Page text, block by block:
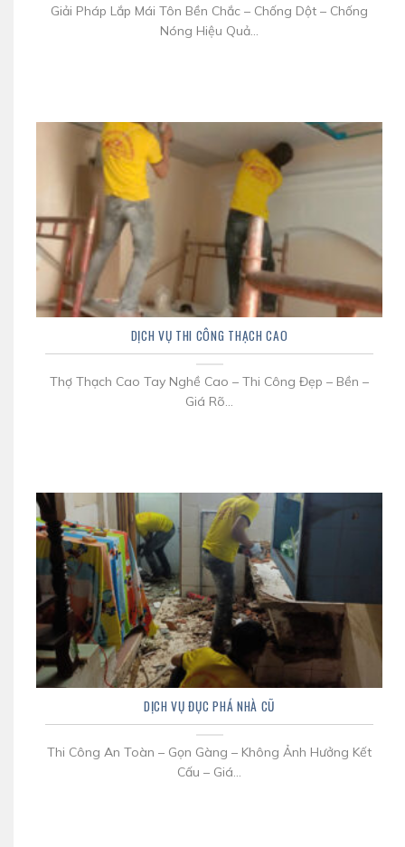
Giải Pháp Lắp Mái Tôn Bền Chắc – Chống Dột – Chống
Nóng Hiệu Quả...
DỊCH VỤ THI CÔNG THẠCH CAO
Thợ Thạch Cao Tay Nghề Cao – Thi Công Đẹp – Bền –
Giá Rõ...
DỊCH VỤ ĐỤC PHÁ NHÀ CŨ
Thi Công An Toàn – Gọn Gàng – Không Ảnh Hưởng Kết
Cấu – Giá...